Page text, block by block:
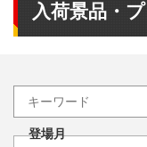
入荷景品・
登場月